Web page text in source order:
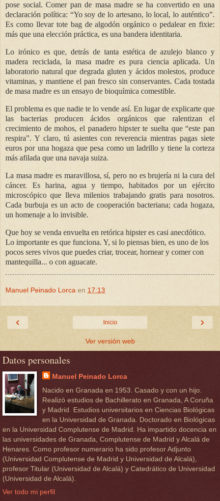
pose social. Comer pan de masa madre se ha convertido en una
declaración política: “Yo soy de lo artesano, lo local, lo auténtico”.
Es como llevar tote bag de algodón orgánico o pedalear en fixie:
más que una elección práctica, es una bandera identitaria.
Lo irónico es que, detrás de tanta estética de azulejo blanco y
madera reciclada, la masa madre es pura ciencia aplicada. Un
laboratorio natural que degrada gluten y ácidos molestos, produce
vitaminas, y mantiene el pan fresco sin conservantes. Cada tostada
de masa madre es un ensayo de bioquímica comestible.
El problema es que nadie te lo vende así. En lugar de explicarte que
las bacterias producen ácidos orgánicos que ralentizan el
crecimiento de mohos, el panadero hipster te suelta que “este pan
respira”. Y claro, tú asientes con reverencia mientras pagas siete
euros por una hogaza que pesa como un ladrillo y tiene la corteza
más afilada que una navaja suiza.
La masa madre es maravillosa, sí, pero no es brujería ni la cura del
cáncer. Es harina, agua y tiempo, habitados por un ejército
microscópico que lleva milenios trabajando gratis para nosotros.
Cada burbuja es un acto de cooperación bacteriana; cada hogaza,
un homenaje a lo invisible.
Que hoy se venda envuelta en retórica hipster es casi anecdótico.
Lo importante es que funciona. Y, si lo piensas bien, es uno de los
pocos seres vivos que puedes criar, trocear, hornear y comer con
mantequilla... o con aguacate.
Manuel Peinado Lorca en 17:13
‹ ›
Inicio
Ver versión web
Datos personales
Manuel Peinado Lorca
Nacido en Granada en 1953. Casado y con un hijo.
Realizó estudios de Bachillerato en Granada, A Coruña
y Madrid. Estudios universitarios en Ciencias Biológicas
en la Universidad de Granada. Doctorado en Biológicas
en la Universidad Complutense de Madrid. Ha impartido docencia en
las universidades de Granada, Complutense de Madrid y Alcalá de
Henares. Como profesor numerario ha sido profesor Adjunto
(Universidad Complutense de Madrid y Universidad de Alcalá),
profesor Titular (Universidad de Alcalá) y Catedrático de Universidad
(Universidad de Alcalá).
Ver todo mi perfil